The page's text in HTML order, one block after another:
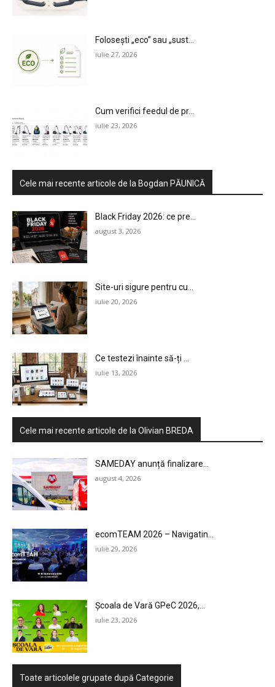
Folosești „eco” sau „sust...
iulie 27, 2026
Cum verifici feedul de pr...
iulie 23, 2026
Cele mai recente articole de la Bogdan PĂUNICĂ
Black Friday 2026: ce pre...
august 3, 2026
Site-uri sigure pentru cu...
iulie 20, 2026
Ce testezi înainte să-ți ...
iulie 13, 2026
Cele mai recente articole de la Olivian BREDA
SAMEDAY anunță finalizare...
august 4, 2026
ecomTEAM 2026 – Navigatin...
iulie 29, 2026
Școala de Vară GPeC 2026,...
iulie 23, 2026
Toate articolele grupate după Categorie